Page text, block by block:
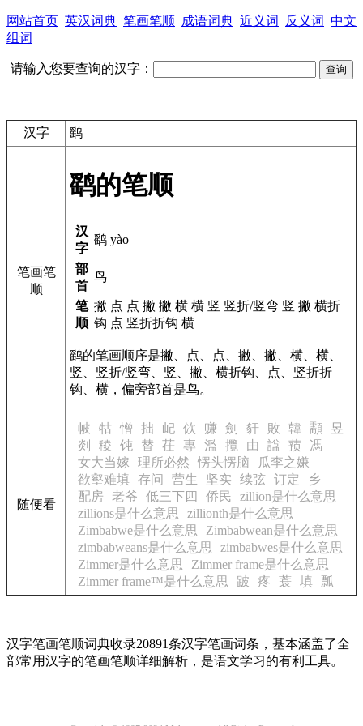
网站首页 英汉词典 笔画笔顺 成语词典 近义词 反义词 中文
组词
请输入您要查询的汉字：
汉字 鹞
笔画笔
顺
鹞的笔顺
汉
字
鹞 yào
部
首
鸟
笔
顺
撇 点 点 撇 撇 横 横 竖 竖折/竖弯 竖 撇 横折
钩 点 竖折折钩 横
鹞的笔画顺序是撇、点、点、撇、撇、横、横、
竖、竖折/竖弯、竖、撇、横折钩、点、竖折折
钩、横，偏旁部首是鸟。
随便看
帔 牯 憎 拙 屺 佽 赚 劍 豻 敗 韓 顬
昱
剡
稜 饨 替 茌 專 濫 攬 由 諡 蓣
馮
女大当嫁
理所必然 愣头愣脑
瓜李之嫌
欲壑难填 存问 营生 坚实 续弦 订定
乡
配房
老爷 低三下四 侨民
zillion是什么意思
zillions是什么意思
zillionth是什么意思
Zimbabwe是什么意思
Zimbabwean是什么意思
zimbabweans是什么意思
zimbabwes是什么意思
Zimmer是什么意思
Zimmer frame是什么意思
Zimmer frame™是什么意思
跛 疼 蓑 填 瓢
汉字笔画笔顺词典收录20891条汉字笔画词条，基本涵盖了全
部常用汉字的笔画笔顺详细解析，是语文学习的有利工具。